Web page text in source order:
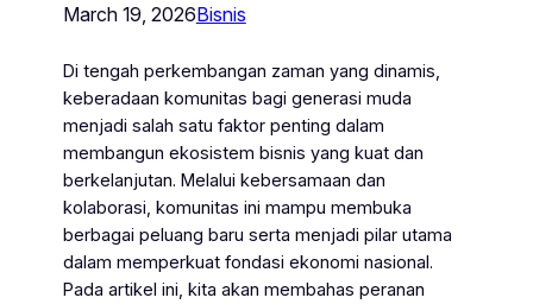
March 19, 2026Bisnis
Di tengah perkembangan zaman yang dinamis,
keberadaan komunitas bagi generasi muda
menjadi salah satu faktor penting dalam
membangun ekosistem bisnis yang kuat dan
berkelanjutan. Melalui kebersamaan dan
kolaborasi, komunitas ini mampu membuka
berbagai peluang baru serta menjadi pilar utama
dalam memperkuat fondasi ekonomi nasional.
Pada artikel ini, kita akan membahas peranan